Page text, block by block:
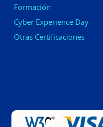
Formación
Cyber Experience Day
Otras Certificaciones